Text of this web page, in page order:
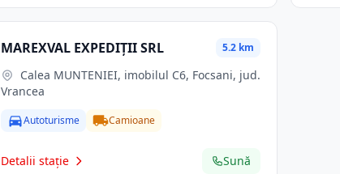
MAREXVAL EXPEDIŢII SRL 5.2 km
Vrancea
Autoturisme Camioane
Detalii stație Sună